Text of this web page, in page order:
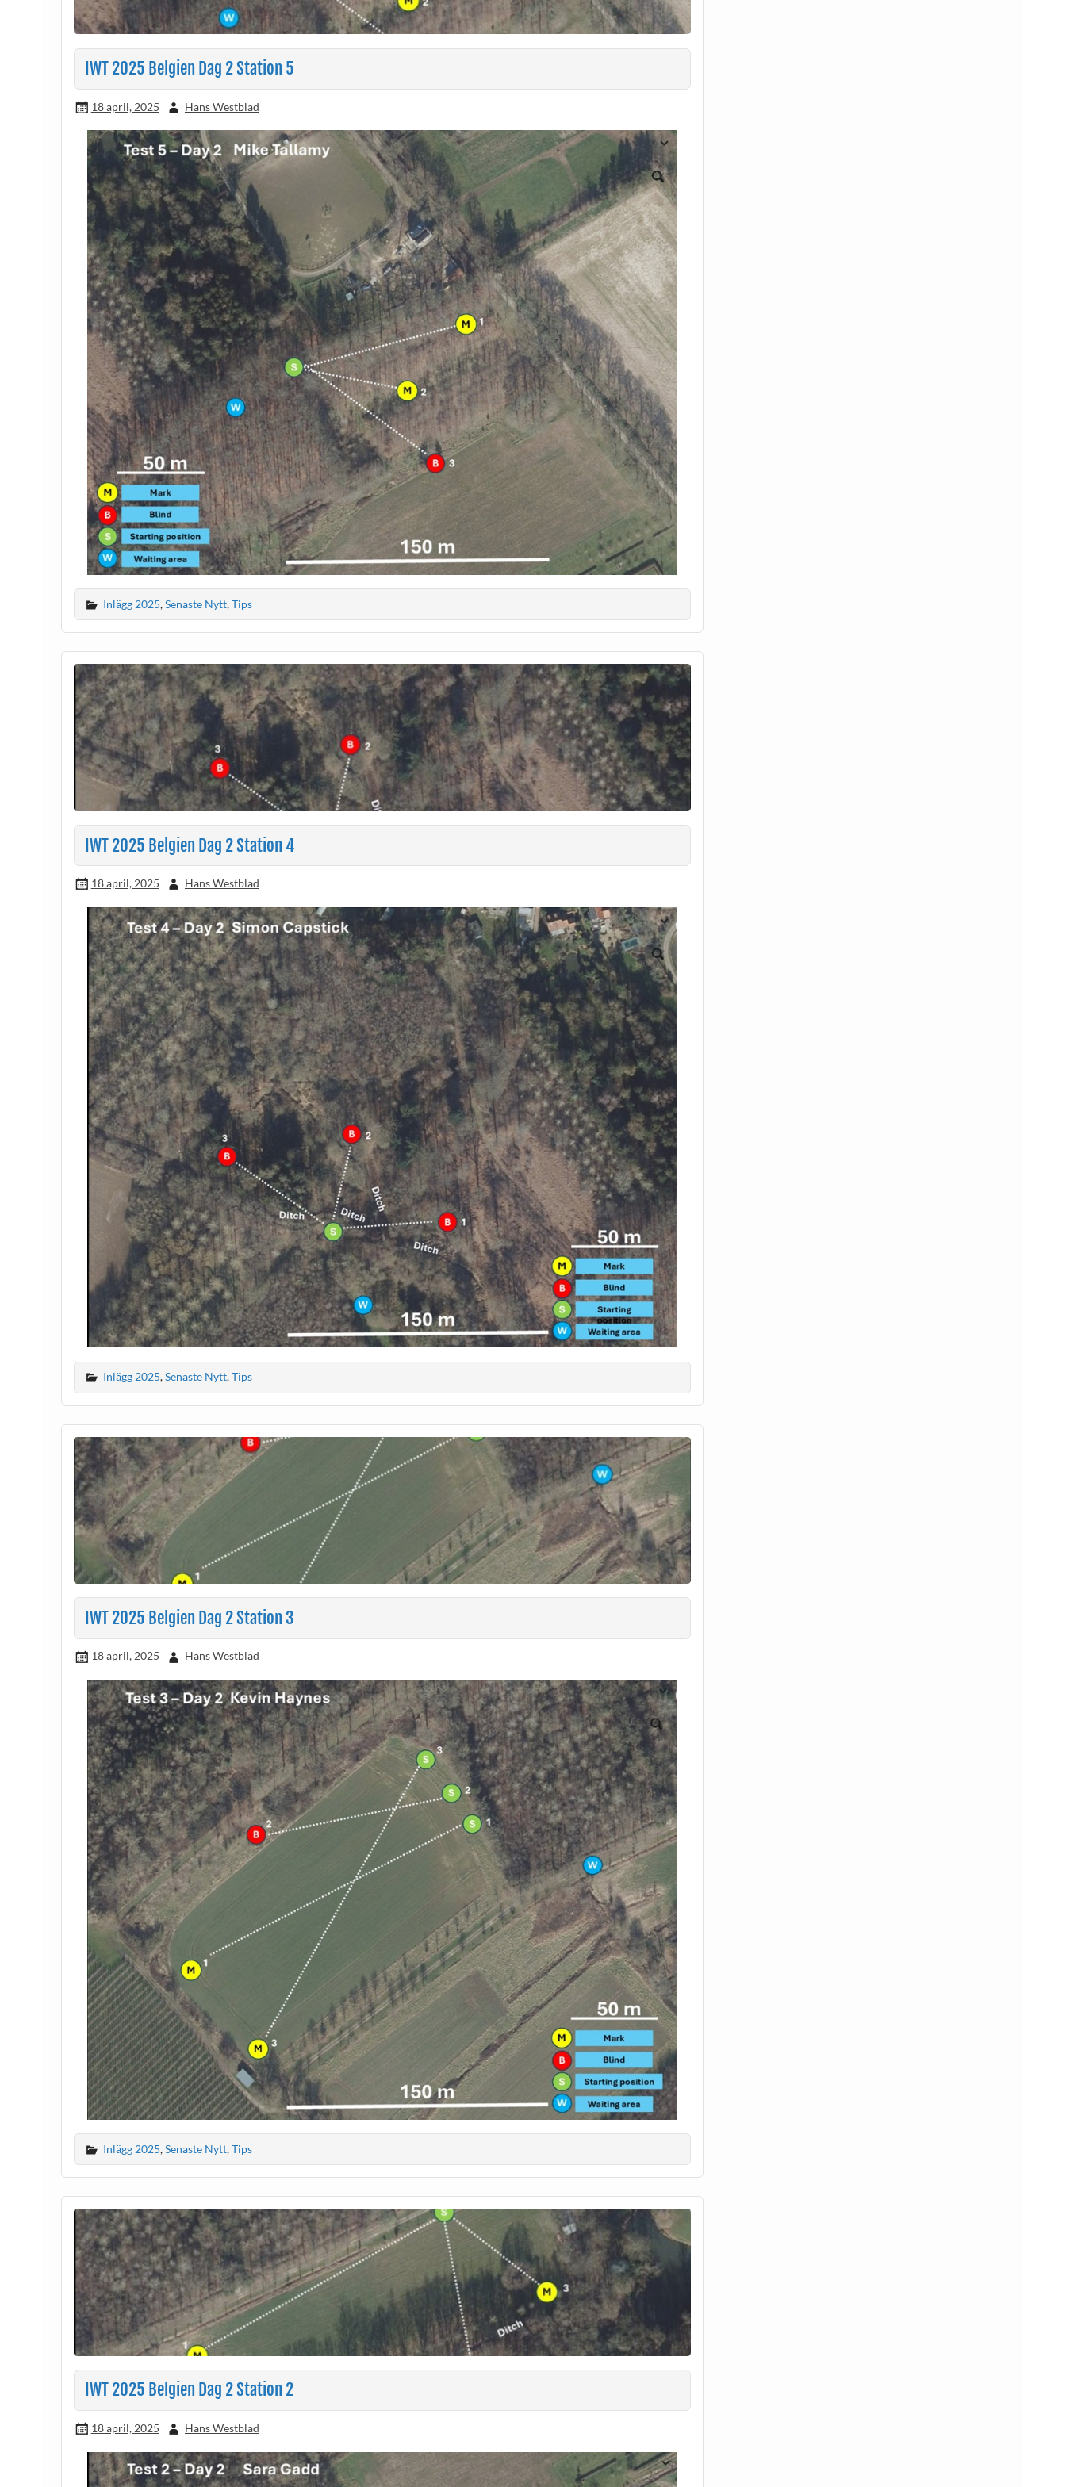
IWT 2025 Belgien Dag 2 Station 5
18 april, 2025 Hans Westblad
Inlägg 2025,Senaste Nytt,Tips
IWT 2025 Belgien Dag 2 Station 4
18 april, 2025 Hans Westblad
Inlägg 2025,Senaste Nytt,Tips
IWT 2025 Belgien Dag 2 Station 3
18 april, 2025 Hans Westblad
Inlägg 2025,Senaste Nytt,Tips
IWT 2025 Belgien Dag 2 Station 2
18 april, 2025 Hans Westblad